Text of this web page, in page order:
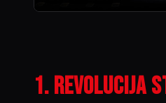
1. revolucija